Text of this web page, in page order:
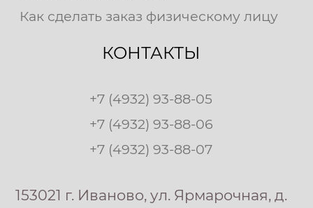
Как сделать заказ физическому лицу
КОНТАКТЫ
+7 (4932) 93-88-05
+7 (4932) 93-88-06
+7 (4932) 93-88-07
153021 г. Иваново, ул. Ярмарочная, д.